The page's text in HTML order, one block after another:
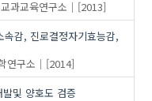
과교육연구소
[2013]
감, 진로결정자기효능감,
연구소
[2014]
및 양호도 검증